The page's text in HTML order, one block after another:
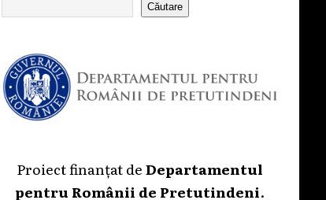
Căutare
Proiect finanțat deDepartamentul
pentru Românii de Pretutindeni.